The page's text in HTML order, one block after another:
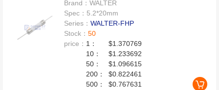
Brand：WALTER
Spec： 5.2*20mm
Series：WALTER-FHP
Stock：50
price： 1：
$1.370769
10：
$1.233692
50：
$1.096615
200：
$0.822461
500：
$0.767631